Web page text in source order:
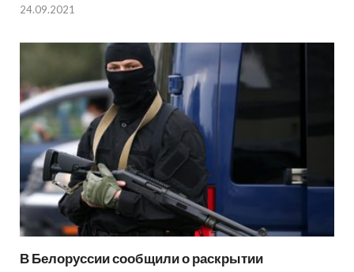
24.09.2021
В Белоруссии сообщили о раскрытии